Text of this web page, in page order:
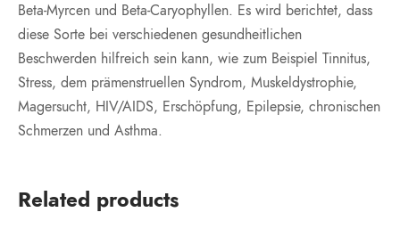
Beta-Myrcen und Beta-Caryophyllen. Es wird berichtet, dass
diese Sorte bei verschiedenen gesundheitlichen
Beschwerden hilfreich sein kann, wie zum Beispiel Tinnitus,
Stress, dem prämenstruellen Syndrom, Muskeldystrophie,
Magersucht, HIV/AIDS, Erschöpfung, Epilepsie, chronischen
Schmerzen und Asthma.
Related products